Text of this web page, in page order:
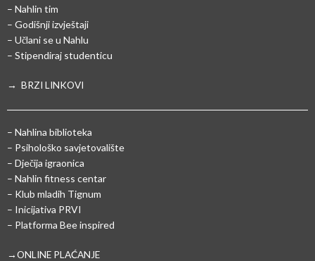
– Nahlin tim
– Godišnji izvještaji
– Učlani se u Nahlu
– Stipendiraj studenticu
→ BRZI LINKOVI
– Nahlina biblioteka
– Psihološko savjetovalište
– Dječija igraonica
– Nahlin fitness centar
– Klub mladih Tignum
– Inicijativa PRVI
– Platforma Bee inspired
→ONLINE PLAĆANJE